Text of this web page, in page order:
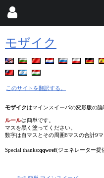
モザイク
このサイトを翻訳する。
モザイクはマインスイーパの変形版の論
ルールは簡単です。
マスを黒く塗ってください。
数字は自マスとその周囲8マスの合計9
Special thanks:qqwref(ジェネレーター提